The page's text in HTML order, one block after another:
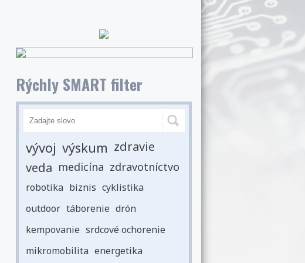
Rýchly SMART filter
vývoj výskum zdravie
veda medicína zdravotníctvo
robotika biznis cyklistika
outdoor táborenie drón
kempovanie srdcové ochorenie
mikromobilita energetika